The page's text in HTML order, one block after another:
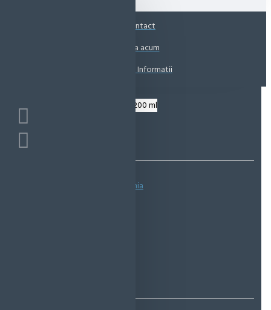
Contact
Suna acum
Solicita Informatii
Spune-ţi opinia